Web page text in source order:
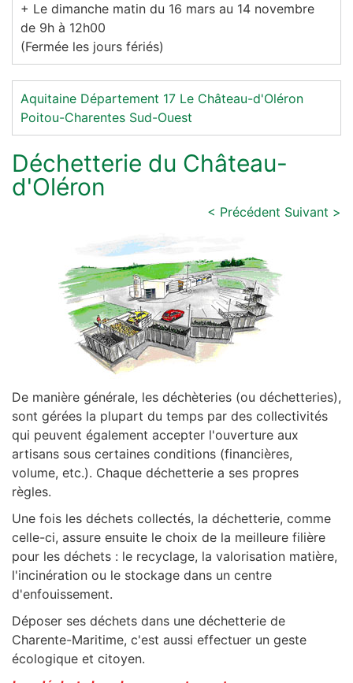
+ Le dimanche matin du 16 mars au 14 novembre
de 9h à 12h00
(Fermée les jours fériés)
Aquitaine Département 17 Le Château-d'Oléron
Poitou-Charentes Sud-Ouest
Déchetterie du Château-
d'Oléron
< Précédent Suivant >
De manière générale, les déchèteries (ou déchetteries),
sont gérées la plupart du temps par des collectivités
qui peuvent également accepter l'ouverture aux
artisans sous certaines conditions (financières,
volume, etc.). Chaque déchetterie a ses propres
règles.
Une fois les déchets collectés, la déchetterie, comme
celle-ci, assure ensuite le choix de la meilleure filière
pour les déchets : le recyclage, la valorisation matière,
l'incinération ou le stockage dans un centre
d'enfouissement.
Déposer ses déchets dans une déchetterie de
Charente-Maritime, c'est aussi effectuer un geste
écologique et citoyen.